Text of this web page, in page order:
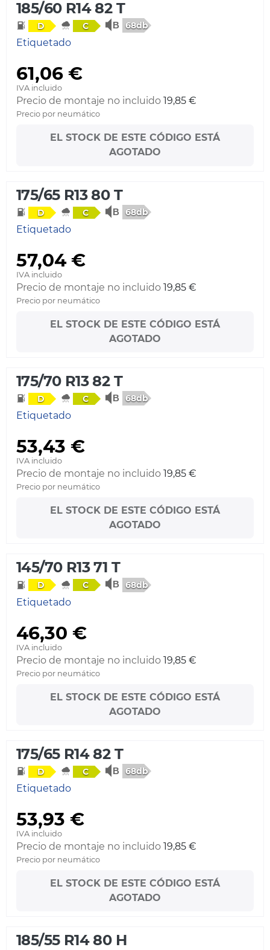
185/60 R14 82 T
D C 68db
Etiquetado
61,06 €
IVA incluido
Precio de montaje no incluido 19,85 €
Precio por neumático
EL STOCK DE ESTE CÓDIGO ESTÁ
AGOTADO
175/65 R13 80 T
D C 68db
Etiquetado
57,04 €
IVA incluido
Precio de montaje no incluido 19,85 €
Precio por neumático
EL STOCK DE ESTE CÓDIGO ESTÁ
AGOTADO
175/70 R13 82 T
D C 68db
Etiquetado
53,43 €
IVA incluido
Precio de montaje no incluido 19,85 €
Precio por neumático
EL STOCK DE ESTE CÓDIGO ESTÁ
AGOTADO
145/70 R13 71 T
D C 68db
Etiquetado
46,30 €
IVA incluido
Precio de montaje no incluido 19,85 €
Precio por neumático
EL STOCK DE ESTE CÓDIGO ESTÁ
AGOTADO
175/65 R14 82 T
D C 68db
Etiquetado
53,93 €
IVA incluido
Precio de montaje no incluido 19,85 €
Precio por neumático
EL STOCK DE ESTE CÓDIGO ESTÁ
AGOTADO
185/55 R14 80 H